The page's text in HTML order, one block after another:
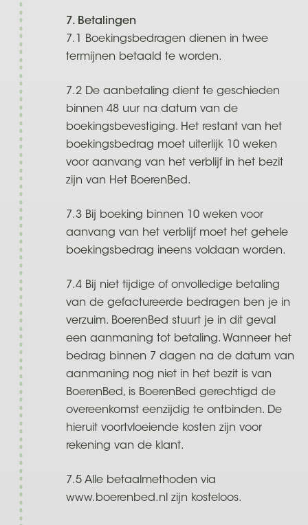
7. Betalingen
7.1 Boekingsbedragen dienen in twee
termijnen betaald te worden.
7.2 De aanbetaling dient te geschieden
binnen 48 uur na datum van de
boekingsbevestiging. Het restant van het
boekingsbedrag moet uiterlijk 10 weken
voor aanvang van het verblijf in het bezit
zijn van Het BoerenBed.
7.3 Bij boeking binnen 10 weken voor
aanvang van het verblijf moet het gehele
boekingsbedrag ineens voldaan worden.
7.4 Bij niet tijdige of onvolledige betaling
van de gefactureerde bedragen ben je in
verzuim. BoerenBed stuurt je in dit geval
een aanmaning tot betaling. Wanneer het
bedrag binnen 7 dagen na de datum van
aanmaning nog niet in het bezit is van
BoerenBed, is BoerenBed gerechtigd de
overeenkomst eenzijdig te ontbinden. De
hieruit voortvloeiende kosten zijn voor
rekening van de klant.
7.5 Alle betaalmethoden via
www.boerenbed.nl zijn kosteloos.